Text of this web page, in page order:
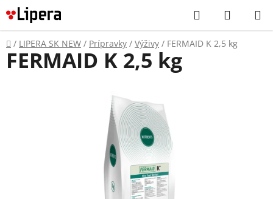
Prejsť
na
obsah
Hľadať
KOŠÍK
Domov
/ LIPERA SK NEW / Prípravky / Výživy / FERMAID K 2,5 kg
FERMAID K 2,5 kg